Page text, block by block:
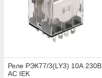
Реле РЭК77/3(LY3) 10А 230В
АC IEK